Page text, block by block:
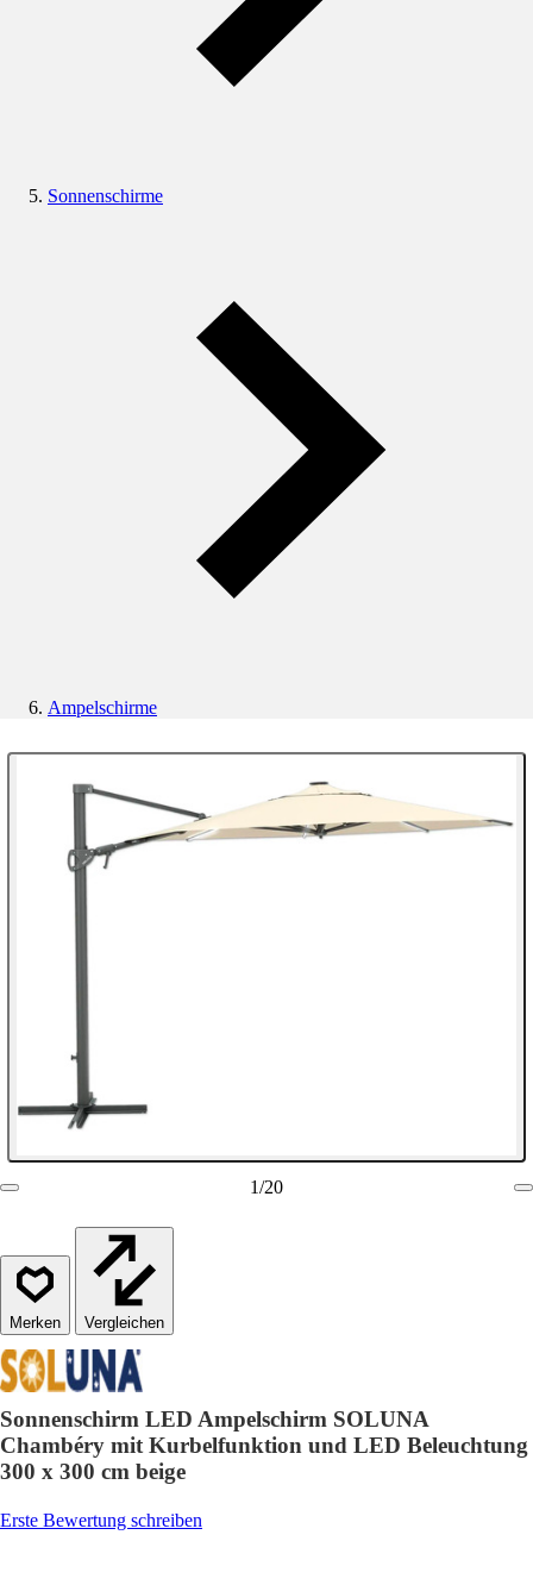
Sonnenschirme
Ampelschirme
1/20
Vergleichen
Sonnenschirm LED Ampelschirm SOLUNA
Chambéry mit Kurbelfunktion und LED Beleuchtung
300 x 300 cm beige
Erste Bewertung schreiben